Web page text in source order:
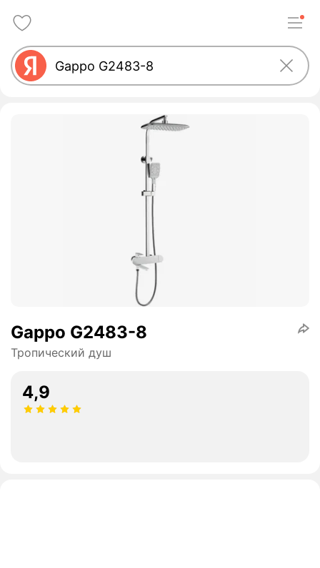
Gappo G2483-8
Тропический душ
4,9